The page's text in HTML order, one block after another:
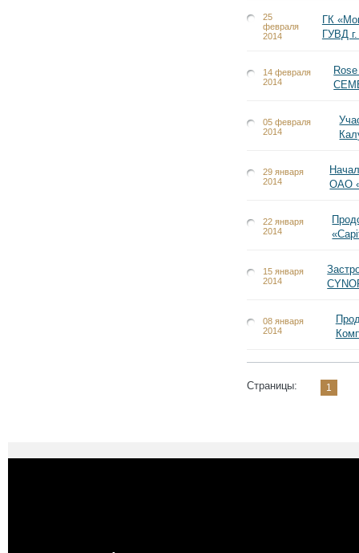
25
февраля
2014
ГК
ГУВД
14 февраля
2014
05 февраля
2014
29 января
2014
ОАО
22 января
2014
15 января
2014
08 января
2014
Страницы: 1